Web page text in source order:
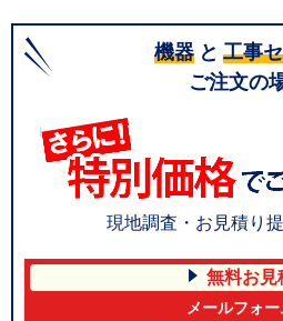
機器 と 工事
ご注文の
現地調査・お見積り
無料お見
メールフォ